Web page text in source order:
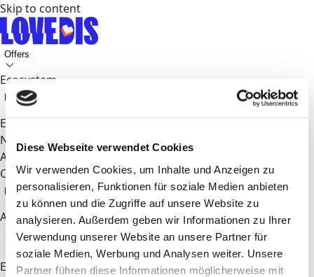
Diese Webseite verwendet Cookies
Wir verwenden Cookies, um Inhalte und Anzeigen zu
personalisieren, Funktionen für soziale Medien anbieten
zu können und die Zugriffe auf unsere Website zu
analysieren. Außerdem geben wir Informationen zu Ihrer
Verwendung unserer Website an unsere Partner für
soziale Medien, Werbung und Analysen weiter. Unsere
Partner führen diese Informationen möglicherweise mit
Skip to content
Offers
Ecosystem
Key Topics
Events
News
About
Contact
Apply now
Explore